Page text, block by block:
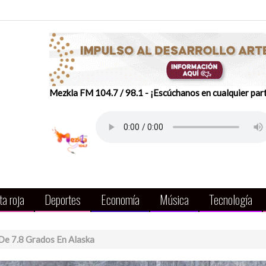
Mezkla FM 104.7 / 98.1 - ¡Escúchanos en cualquier
roja Deportes Economía Música Tecnología
7.8 Grados En Alaska